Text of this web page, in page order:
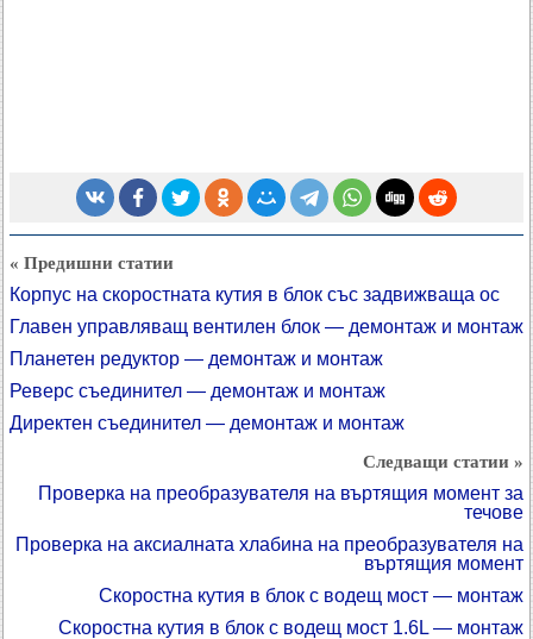
« Предишни статии
Корпус на скоростната кутия в блок със задвижваща ос
Главен управляващ вентилен блок — демонтаж и монтаж
Планетен редуктор — демонтаж и монтаж
Реверс съединител — демонтаж и монтаж
Директен съединител — демонтаж и монтаж
Следващи статии »
Проверка на преобразувателя на въртящия момент за
течове
Проверка на аксиалната хлабина на преобразувателя на
въртящия момент
Скоростна кутия в блок с водещ мост — монтаж
Скоростна кутия в блок с водещ мост 1.6L — монтаж